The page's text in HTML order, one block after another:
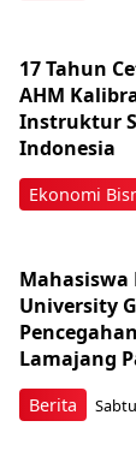
Ekonomi
17 Tahun
AHM
Instruktur
Indonesia
Berita
Mahasiswa
University
Lamajang